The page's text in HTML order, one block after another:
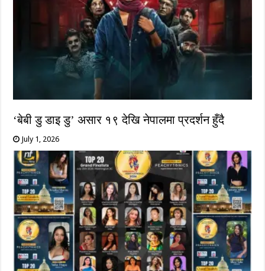
‘बेबी डु डाइ डु’ असार १९ देखि नेपालमा प्रदर्शन हुँदै
July 1, 2026